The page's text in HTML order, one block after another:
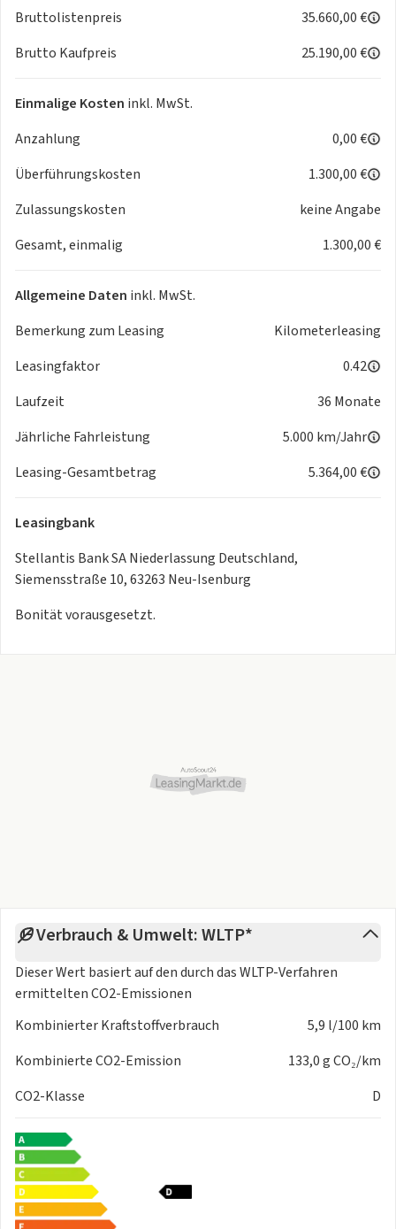
Die gezeigten Abbildungen dienen lediglich als Beispiel für
Optionen können vom tatsächlichen Angebot abweichen.
sein. Preisänderungen sowie mögliche Fehler bleiben
Abweichungen zwischen den dargestellten Bildern und der
tatsächlichen Fahrzeugkonfiguration nicht vollständig
ausschließlich der allgemeinen Orientierung und stellen
kaufrechtlichen Sinne dar.
Bruttolistenpreis
35.660,00 €
Brutto Kaufpreis
25.190,00 €
Einmalige Kosten inkl. MwSt.
Anzahlung
0,00 €
Überführungskosten
1.300,00 €
Zulassungskosten
keine Angabe
Gesamt, einmalig
1.300,00 €
Allgemeine Daten inkl. MwSt.
Bemerkung zum Leasing
Kilometerleasing
Leasingfaktor
0.42
Laufzeit
36 Monate
Jährliche Fahrleistung
5.000 km/Jahr
Leasing-Gesamtbetrag
5.364,00 €
Leasingbank
Stellantis Bank SA Niederlassung Deutschland,
Siemensstraße 10, 63263 Neu-Isenburg
Bonität vorausgesetzt.
Verbrauch & Umwelt: WLTP*
Dieser Wert basiert auf den durch dasWLTP-Verfahren
ermittelten CO2-Emissionen
Kombinierter Kraftstoffverbrauch
5,9 l/100 km
Kombinierte CO2-Emission
133,0 g CO₂/km
CO2-Klasse
D